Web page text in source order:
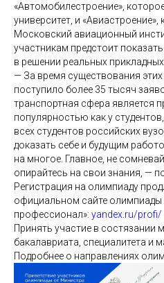
«Автомобилестроение»,
университет, и «Авиастроение»,
Московский авиационный
участникам предстоит
в решении реальных прикладных
— За время существования
поступило более 35 тысяч
транспортная сфера является
популярностью как у
всех студентов российских
доказать себе и будущим
на многое. Главное, не
опирайтесь на свои знания, —
Регистрация на олимпиаду
официальном сайте олимпиады
профессионал»: yandex.ru/profi/
Принять участие в состязании
бакалавриата, специалитета и
Подробнее о направлениях